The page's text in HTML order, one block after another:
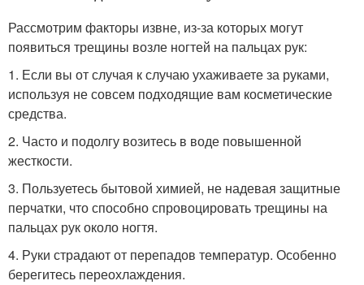
Рассмотрим факторы извне, из-за которых могут
появиться трещины возле ногтей на пальцах рук:
1. Если вы от случая к случаю ухаживаете за руками,
используя не совсем подходящие вам косметические
средства.
2. Часто и подолгу возитесь в воде повышенной
жесткости.
3. Пользуетесь бытовой химией, не надевая защитные
перчатки, что способно спровоцировать трещины на
пальцах рук около ногтя.
4. Руки страдают от перепадов температур. Особенно
берегитесь переохлаждения.